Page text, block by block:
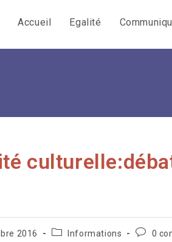
Accueil Egalité
2016
PostInformations 0